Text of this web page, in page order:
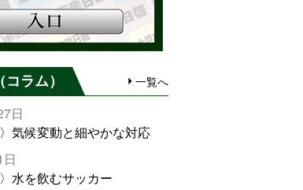
ラム） 一覧へ
日
〉気候変動と細やかな対応
水を飲むサッカー